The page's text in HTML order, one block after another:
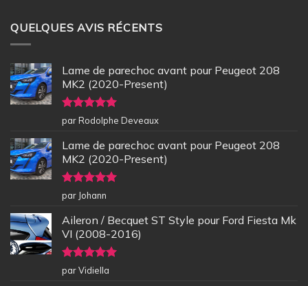
QUELQUES AVIS RÉCENTS
Lame de parechoc avant pour Peugeot 208
MK2 (2020-Present)
Note5sur
5
par Rodolphe Deveaux
Lame de parechoc avant pour Peugeot 208
MK2 (2020-Present)
Note5sur
5
par Johann
Aileron / Becquet ST Style pour Ford Fiesta Mk
VI (2008-2016)
Note5sur
5
par Vidiella